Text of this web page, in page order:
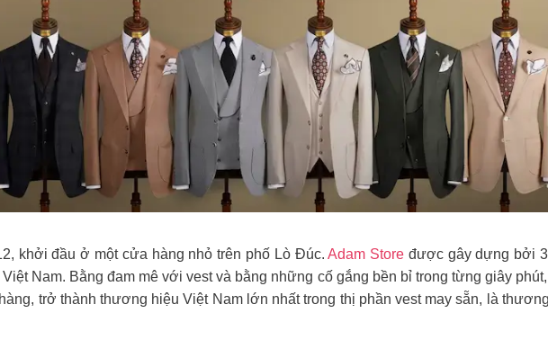
khởi đầu ở một cửa hàng nhỏ trên phố Lò Đúc.Adam Store được gây dựng bởi 3
Nam. Bằng đam mê với vest và bằng những cố gắng bền bỉ trong từng giây
trở thành thương hiệu Việt Nam lớn nhất trong thị phần vest may sẵn, là